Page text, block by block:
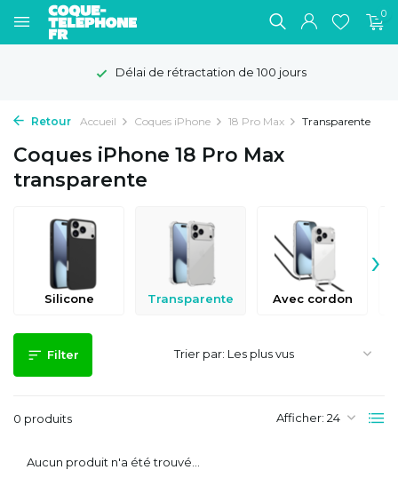
0
Délai de rétractation de 100 jours
Retour Accueil Coques iPhone 18 Pro Max Transparente
Coques iPhone 18 Pro Max
transparente
Silicone Transparente Avec cordon
›
Filter
0 produits Afficher:
Trier par:
Aucun produit n'a été trouvé...